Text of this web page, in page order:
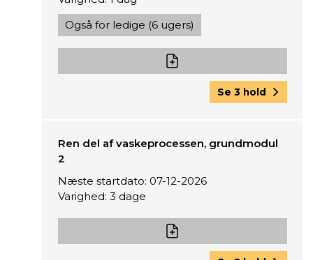
Også for ledige (6 ugers)
Se 3 hold
Ren del af vaskeprocessen, grundmodul
2
Næste startdato: 07-12-2026
Varighed: 3 dage